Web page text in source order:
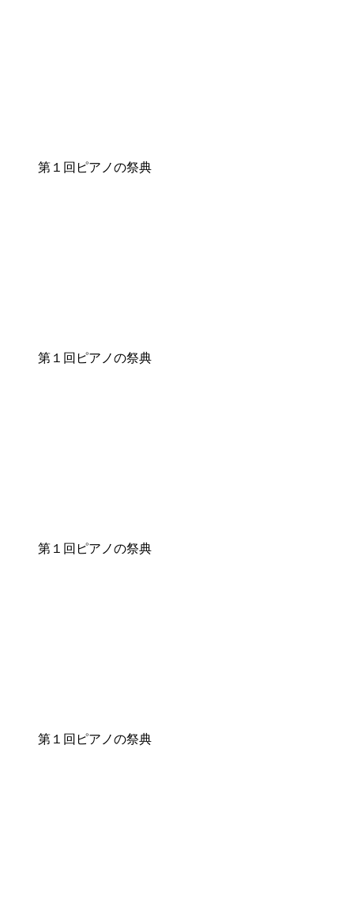
第１回ピアノの祭典
第１回ピアノの祭典
第１回ピアノの祭典
第１回ピアノの祭典